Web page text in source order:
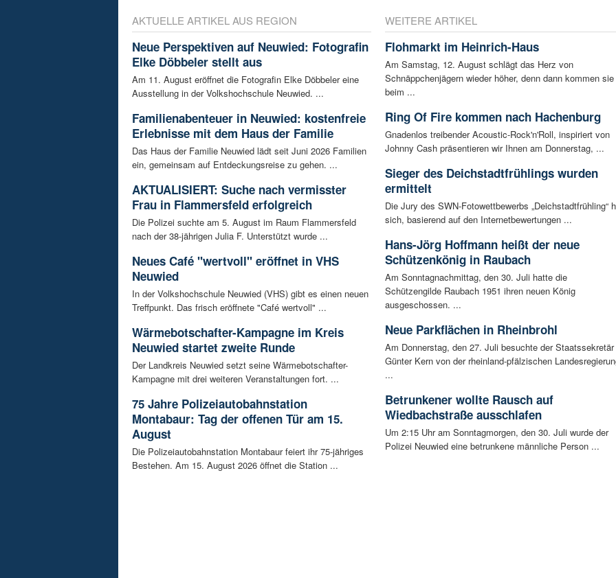
AKTUELLE ARTIKEL AUS REGION
Neue Perspektiven auf Neuwied: Fotografin
Elke Döbbeler stellt aus
Am 11. August eröffnet die Fotografin Elke Döbbeler eine
Ausstellung in der Volkshochschule Neuwied. ...
Familienabenteuer in Neuwied: kostenfreie
Erlebnisse mit dem Haus der Familie
Das Haus der Familie Neuwied lädt seit Juni 2026 Familien
ein, gemeinsam auf Entdeckungsreise zu gehen. ...
AKTUALISIERT: Suche nach vermisster
Frau in Flammersfeld erfolgreich
Die Polizei suchte am 5. August im Raum Flammersfeld
nach der 38-jährigen Julia F. Unterstützt wurde ...
Neues Café "wertvoll" eröffnet in VHS
Neuwied
In der Volkshochschule Neuwied (VHS) gibt es einen neuen
Treffpunkt. Das frisch eröffnete "Café wertvoll" ...
Wärmebotschafter-Kampagne im Kreis
Neuwied startet zweite Runde
Der Landkreis Neuwied setzt seine Wärmebotschafter-
Kampagne mit drei weiteren Veranstaltungen fort. ...
75 Jahre Polizeiautobahnstation
Montabaur: Tag der offenen Tür am 15.
August
Die Polizeiautobahnstation Montabaur feiert ihr 75-jähriges
Bestehen. Am 15. August 2026 öffnet die Station ...
WEITERE ARTIKEL
Flohmarkt im Heinrich-Haus
Am Samstag, 12. August schlägt das Herz von
Schnäppchenjägern wieder höher, denn dann kommen sie
beim ...
Ring Of Fire kommen nach Hachenburg
Gnadenlos treibender Acoustic-Rock'n'Roll, inspiriert von
Johnny Cash präsentieren wir Ihnen am Donnerstag, ...
Sieger des Deichstadtfrühlings wurden
ermittelt
Die Jury des SWN-Fotowettbewerbs „Deichstadtfrühling“
sich, basierend auf den Internetbewertungen ...
Hans-Jörg Hoffmann heißt der neue
Schützenkönig in Raubach
Am Sonntagnachmittag, den 30. Juli hatte die
Schützengilde Raubach 1951 ihren neuen König
ausgeschossen. ...
Neue Parkflächen in Rheinbrohl
Am Donnerstag, den 27. Juli besuchte der Staatssekretär
Günter Kern von der rheinland-pfälzischen
...
Betrunkener wollte Rausch auf
Wiedbachstraße ausschlafen
Um 2:15 Uhr am Sonntagmorgen, den 30. Juli wurde der
Polizei Neuwied eine betrunkene männliche Person ...